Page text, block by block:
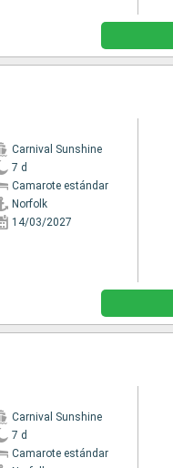
Carnival Sunshine
7 d
Camarote estándar
Norfolk
14/03/2027
Carnival Sunshine
7 d
Camarote estándar